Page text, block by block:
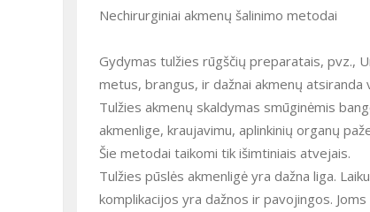
Nechirurginiai akmenų šalinimo metodai
Gydymas tulžies rūgščių preparatais, pvz.,
metus, brangus, ir dažnai akmenų atsiranda
Tulžies akmenų skaldymas smūginėmis
akmenlige, kraujavimu, aplinkinių organų
Šie metodai taikomi tik išimtiniais atvejais.
Tulžies pūslės akmenligė yra dažna liga.
komplikacijos yra dažnos ir pavojingos.